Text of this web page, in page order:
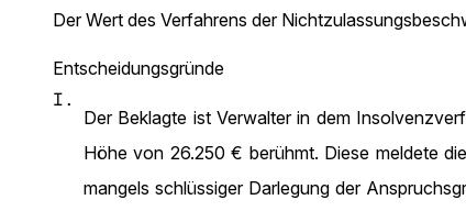
Der Wert des Verfahrens der
Entscheidungsgründe
I.
Der Beklagte ist Verwalter in dem
Höhe von 26.250 € berühmt. Diese meldete
mangels schlüssiger Darlegung der